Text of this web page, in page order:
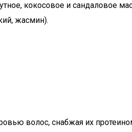
кокосовое и сандаловое
жасмин).
волос, снабжая их